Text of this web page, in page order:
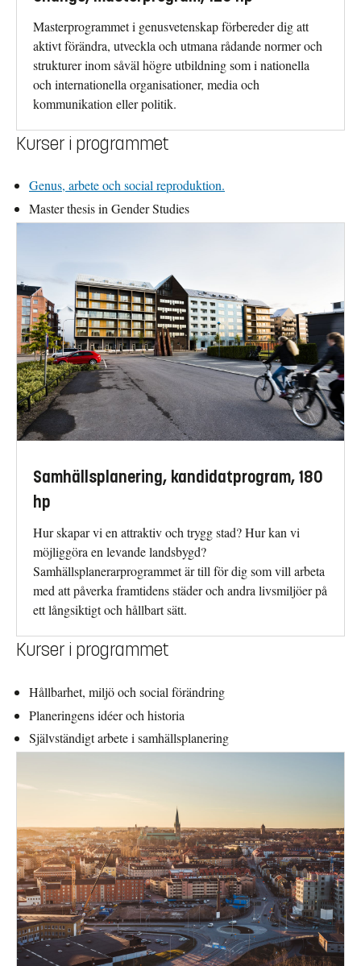
Masterprogrammet i genusvetenskap förbereder dig att
aktivt förändra, utveckla och utmana rådande normer och
strukturer inom såväl högre utbildning som i nationella
och internationella organisationer, media och
kommunikation eller politik.
Kurser i programmet
Genus, arbete och social reproduktion.
Master thesis in Gender Studies
Samhällsplanering, kandidatprogram, 180
hp
Hur skapar vi en attraktiv och trygg stad? Hur kan vi
möjliggöra en levande landsbygd?
Samhällsplanerarprogrammet är till för dig som vill arbeta
med att påverka framtidens städer och andra livsmiljöer på
ett långsiktigt och hållbart sätt.
Kurser i programmet
Hållbarhet, miljö och social förändring
Planeringens idéer och historia
Självständigt arbete i samhällsplanering